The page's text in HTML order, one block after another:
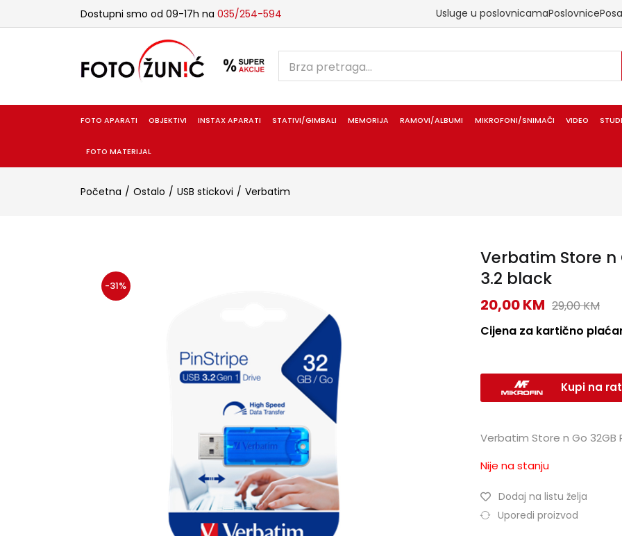
Dostupni smo od 09-17h na 035/254-594 Usluge u poslovnicamaPoslovnice
FOTO APARATI OBJEKTIVI INSTAX APARATI STATIVI/GIMBALI MEMORIJA RAMOVI/ALBUMI MIKROFONI/SNIMAČI VIDEO
FOTO MATERIJAL
Početna Ostalo USB stickovi Verbatim
-31%
Verbatim Store n
3.2 black
20,00KM 29,00KM
Cijena za kartično
Kupi na
Verbatim Store n Go 32GB
Nije na stanju
Dodaj na listu želja
Uporedi proizvod